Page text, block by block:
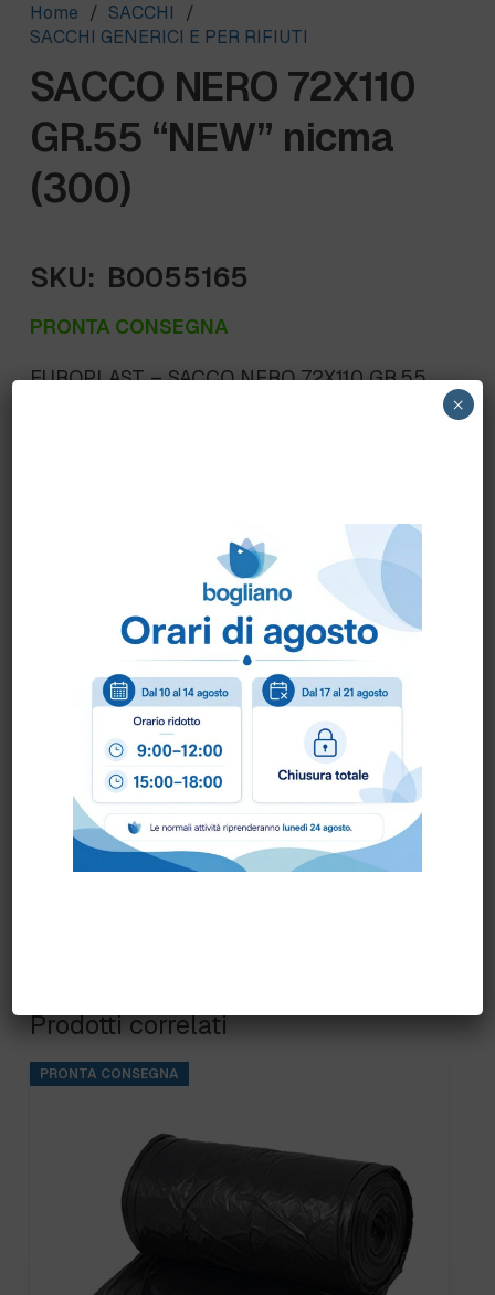
Home / SACCHI
/
SACCHI GENERICI E PER RIFIUTI
SACCO NERO 72X110
GR.55 “NEW” nicma
(300)
SKU: B0055165
PRONTA CONSEGNA
EUROPLAST – SACCO NERO 72X110 GR.55
(confezionato da 300 pz.) N.20 ROTOLI DA 15
Come ordinare?
Puoi ordinare chiamando al0172 478161oppure
scrivendo una mail ainfo@bogliano.it.
Per ogni informazione siamo a disposizione.
Prodotti correlati
PRONTA CONSEGNA
×